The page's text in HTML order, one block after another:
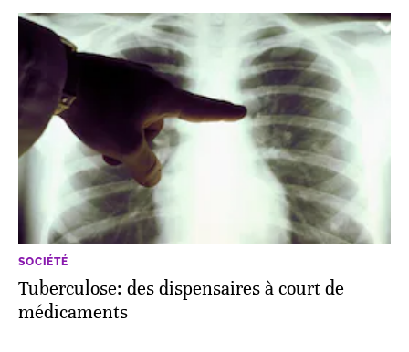
SOCIÉTÉ
Tuberculose: des dispensaires à court de
médicaments